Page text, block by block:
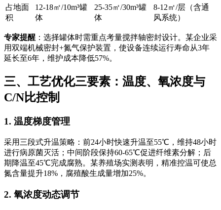
占地面
积
12-18㎡/10m³罐
体
25-35㎡/30m³罐
体
8-12㎡/层（含通
风系统）
专家提醒 ：选择罐体时需重点考量搅拌轴密封设计。某企业采
用双端机械密封+氮气保护装置，使设备连续运行寿命从3年
延长至6年，维护成本降低57%。
三、工艺优化三要素：温度、氧浓度与
C/N比控制
1. 温度梯度管理
采用三段式升温策略：前24小时快速升温至55℃，维持48小时
进行病原菌灭活；中间阶段保持60-65℃促进纤维素分解；后
期降温至45℃完成腐熟。某养殖场实测表明，精准控温可使总
氮含量提升18%，腐殖酸生成量增加25%。
2. 氧浓度动态调节